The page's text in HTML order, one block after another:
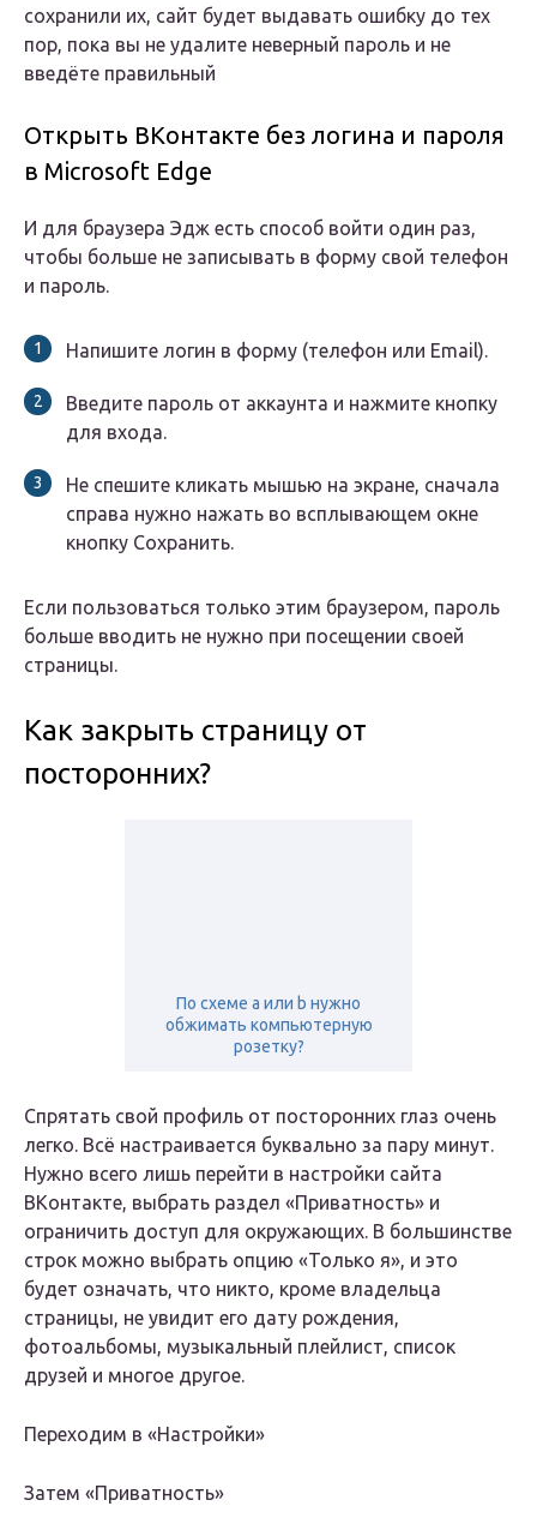
сохранили их, сайт будет выдавать ошибку до тех
пор, пока вы не удалите неверный пароль и не
введёте правильный
Открыть ВКонтакте без логина и пароля
в Microsoft Edge
И для браузера Эдж есть способ войти один раз,
чтобы больше не записывать в форму свой телефон
и пароль.
Напишите логин в форму (телефон или Email).
Введите пароль от аккаунта и нажмите кнопку
для входа.
Не спешите кликать мышью на экране, сначала
справа нужно нажать во всплывающем окне
кнопку Сохранить.
Если пользоваться только этим браузером, пароль
больше вводить не нужно при посещении своей
страницы.
Как закрыть страницу от
посторонних?
По схеме а или b нужно
обжимать компьютерную
розетку?
Спрятать свой профиль от посторонних глаз очень
легко. Всё настраивается буквально за пару минут.
Нужно всего лишь перейти в настройки сайта
ВКонтакте, выбрать раздел «Приватность» и
ограничить доступ для окружающих. В большинстве
строк можно выбрать опцию «Только я», и это
будет означать, что никто, кроме владельца
страницы, не увидит его дату рождения,
фотоальбомы, музыкальный плейлист, список
друзей и многое другое.
Переходим в «Настройки»
Затем «Приватность»